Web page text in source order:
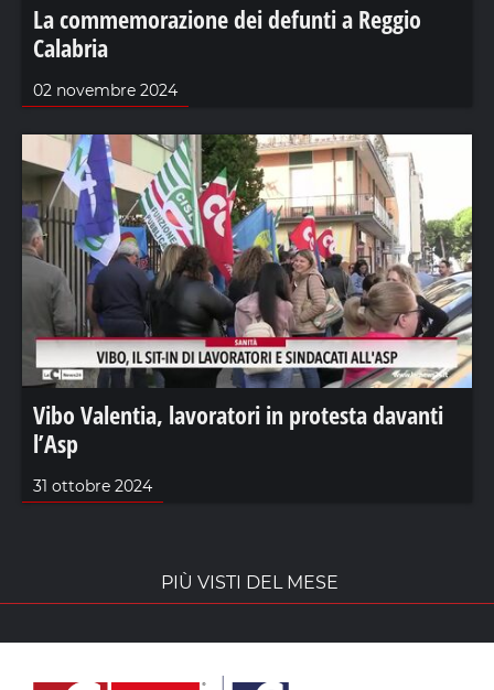
La commemorazione dei defunti a Reggio
Calabria
02 novembre 2024
Vibo Valentia, lavoratori in protesta davanti
l’Asp
31 ottobre 2024
PIÙ VISTI DEL MESE